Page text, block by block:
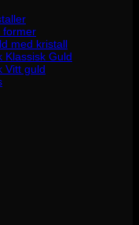
former
med kristall
Klassisk Guld
Vitt guld